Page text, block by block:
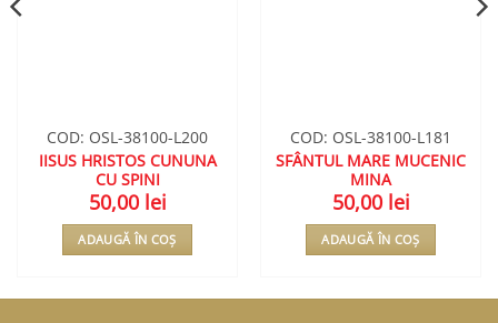
COD: OSL-38100-L200
IISUS HRISTOS CUNUNA
CU SPINI
50,00 lei
ADAUGĂ ÎN COȘ
COD: OSL-38100-L181
SFÂNTUL MARE MUCENIC
MINA
50,00 lei
ADAUGĂ ÎN COȘ